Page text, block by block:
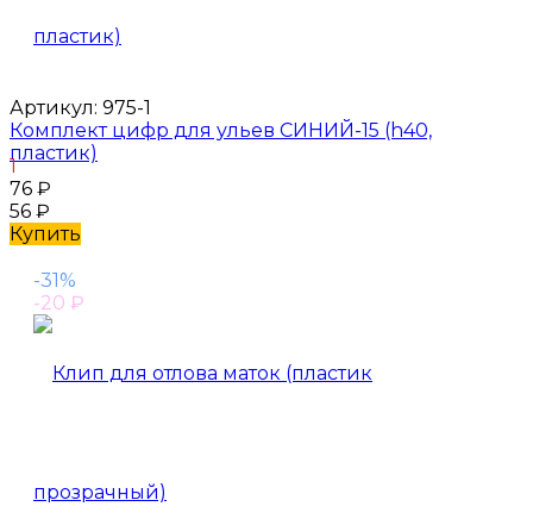
Артикул: 975-1
Комплект цифр для ульев СИНИЙ-15 (h40,
пластик)
1
76 ₽
56 ₽
Купить
-31%
-20 ₽